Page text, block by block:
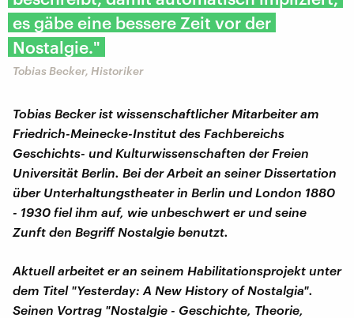
es gäbe eine bessere Zeit vor der
Nostalgie."
Tobias Becker, Historiker
Tobias Becker ist wissenschaftlicher Mitarbeiter am
Friedrich-Meinecke-Institut des Fachbereichs
Geschichts- und Kulturwissenschaften der Freien
Universität Berlin. Bei der Arbeit an seiner Dissertation
über Unterhaltungstheater in Berlin und London 1880
- 1930 fiel ihm auf, wie unbeschwert er und seine
Zunft den Begriff Nostalgie benutzt.
Aktuell arbeitet er an seinem Habilitationsprojekt unter
dem Titel "Yesterday: A New History of Nostalgia".
Seinen Vortrag "Nostalgie - Geschichte, Theorie,